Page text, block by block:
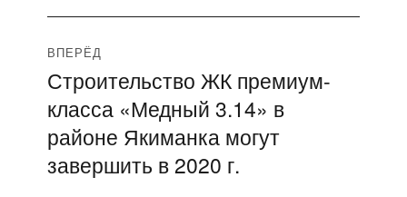
записям
ВПЕРЁД
Следующая
запись:
Строительство ЖК премиум-
класса «Медный 3.14» в
районе Якиманка могут
завершить в 2020 г.